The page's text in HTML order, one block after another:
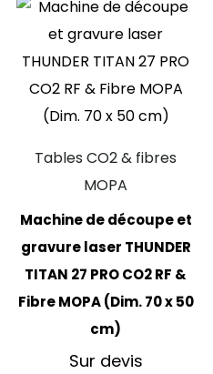
Tables CO2 & fibres
MOPA
Machine de découpe et
gravure laser THUNDER
TITAN 27 PRO CO2 RF &
Fibre MOPA (Dim. 70 x 50
cm)
Sur devis